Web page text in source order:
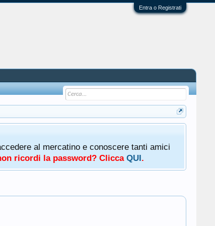
Entra o Registrati
al mercatino e conoscere tanti amici
ricordi la password? CliccaQUI.